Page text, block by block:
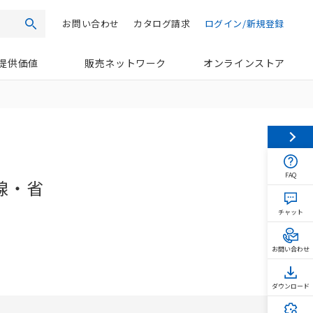
検索 ログイン/新規登録
カタログ請求
お問い合わせ
供価値 販売ネットワーク オンラインストア
・省
FAQ
チャット
お問い合わせ
ダウンロード